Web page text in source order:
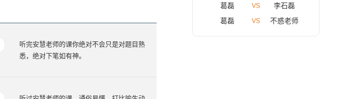
听完安慧老师的课你绝对不会只是对题目熟
悉，绝对下笔如有神。
葛磊
李石磊
葛磊
不惑老师